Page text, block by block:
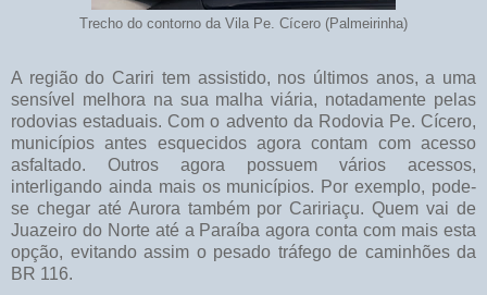
Trecho do contorno da Vila Pe. Cícero (Palmeirinha)
A região do Cariri tem assistido, nos últimos anos, a uma
sensível melhora na sua malha viária, notadamente pelas
rodovias estaduais. Com o advento da Rodovia Pe. Cícero,
municípios antes esquecidos agora contam com acesso
asfaltado. Outros agora possuem vários acessos,
interligando ainda mais os municípios. Por exemplo, pode-
se chegar até Aurora também por Caririaçu. Quem vai de
Juazeiro do Norte até a Paraíba agora conta com mais esta
opção, evitando assim o pesado tráfego de caminhões da
BR 116.